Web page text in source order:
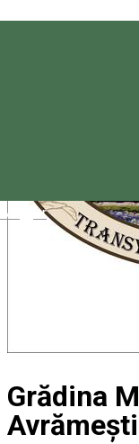
Magyar
Grădina
Avrămești